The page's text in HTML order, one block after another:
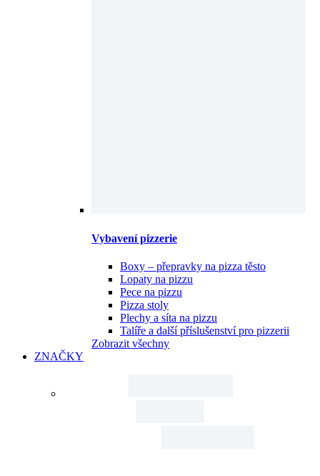
Vybavení pizzerie
Boxy – přepravky na pizza těsto
Lopaty na pizzu
Pece na pizzu
Pizza stoly
Plechy a síta na pizzu
Talíře a další příslušenství pro pizzerii
Zobrazit všechny
ZNAČKY